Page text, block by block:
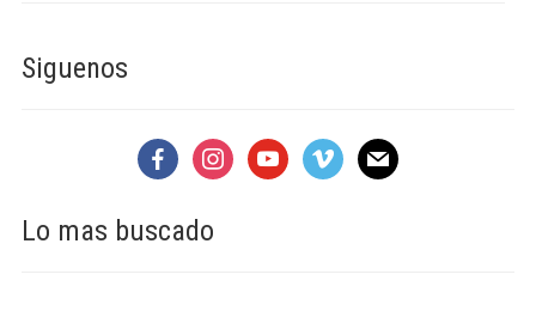
Siguenos
facebookinstagramyoutubevimeo mail
Lo mas buscado